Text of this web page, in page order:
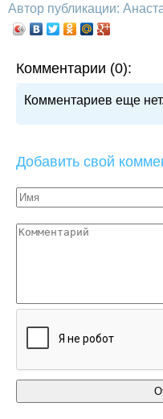
Автор публикации:
Комментарии (0):
Комментариев еще
Добавить свой